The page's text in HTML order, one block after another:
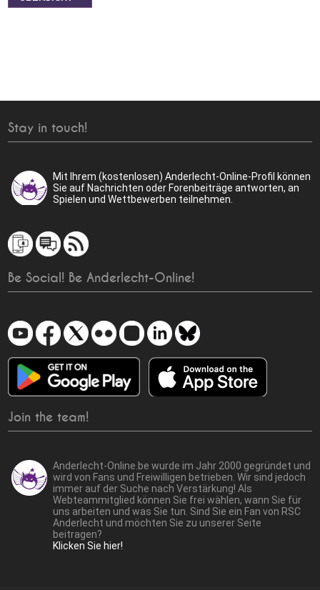
Stay in touch!
Mit Ihrem (kostenlosen) Anderlecht-Online-Profil können
Sie auf Nachrichten oder Forenbeiträge antworten, an
Spielen und Wettbewerben teilnehmen.
Be Social! Be Anderlecht-Online!
Join the team!
Anderlecht-Online.be wurde im Jahr 2000 gegründet und
wird von Fans und Freiwilligen betrieben. Wir sind jedoch
immer auf der Suche nach Verstärkung! Als
Webteammitglied können Sie frei wählen, wann Sie für
uns arbeiten und was Sie tun. Sind Sie ein Fan von RSC
Anderlecht und möchten Sie zu unserer Seite
beitragen?
Klicken Sie hier!